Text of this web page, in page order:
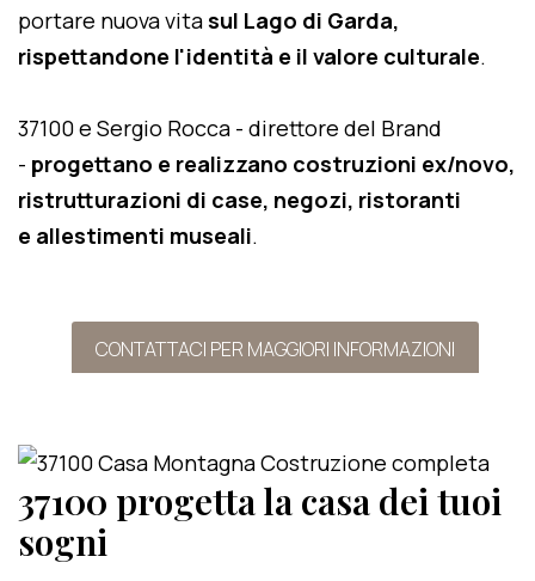
portare nuova vitasul Lago di Garda,
rispettandone l'identità e il valore culturale.
37100 e Sergio Rocca - direttore del Brand
- progettano e realizzano costruzioni ex/novo,
ristrutturazioni di case, negozi, ristoranti
e allestimenti museali.
CONTATTACI PER MAGGIORI INFORMAZIONI
37100 progetta la casa dei tuoi
sogni